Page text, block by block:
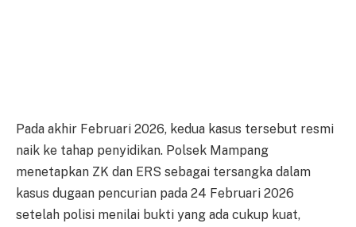
Pada akhir Februari 2026, kedua kasus tersebut resmi
naik ke tahap penyidikan. Polsek Mampang
menetapkan ZK dan ERS sebagai tersangka dalam
kasus dugaan pencurian pada 24 Februari 2026
setelah polisi menilai bukti yang ada cukup kuat,